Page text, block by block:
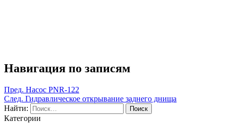
Навигация по записям
Пред. Насос PNR-122
След. Гидравлическое открывание заднего днища
Найти:
Категории